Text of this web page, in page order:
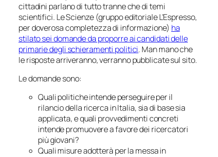
cittadini parlano di tutto tranne che di temi
scientifici. Le Scienze (gruppo editoriale L’Espresso,
per doverosa completezza di informazione) ha
stilato sei domande da proporre ai candidati delle
primarie degli schieramenti politici. Man mano che
le risposte arriveranno, verranno pubblicate sul sito.
Le domande sono:
Quali politiche intende perseguire per il
rilancio della ricerca in Italia, sia di base sia
applicata, e quali provvedimenti concreti
intende promuovere a favore dei ricercatori
più giovani?
Quali misure adotterà per la messa in